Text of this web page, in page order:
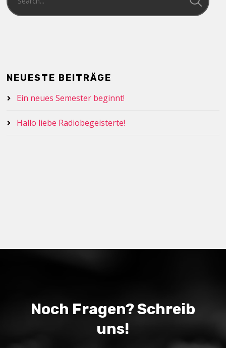
NEUESTE BEITRÄGE
Ein neues Semester beginnt!
Hallo liebe Radiobegeisterte!
Noch Fragen? Schreib
uns!